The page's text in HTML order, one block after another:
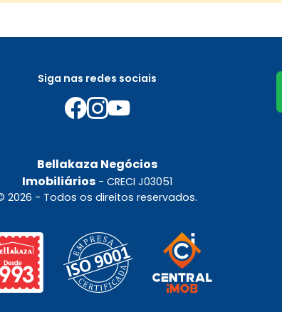
Siga nas redes sociais
Bellakaza Negócios
Imobiliários- CRECI J03051
2026 - Todos os direitos reservados.